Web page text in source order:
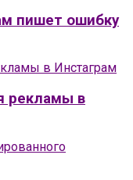
пишет ошибку
рекламы в